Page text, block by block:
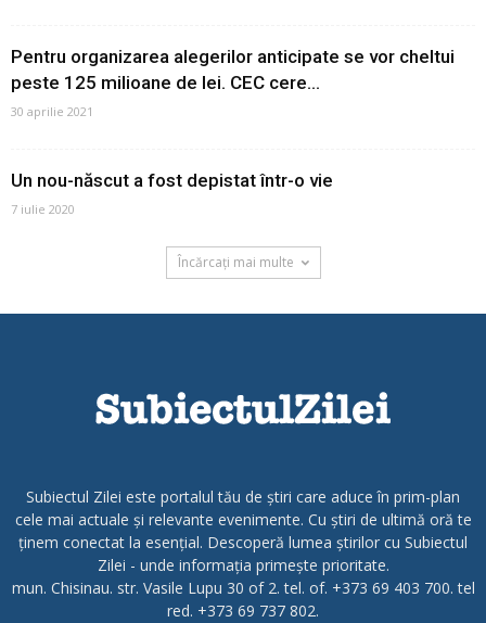
Pentru organizarea alegerilor anticipate se vor cheltui
peste 125 milioane de lei. CEC cere...
30 aprilie 2021
Un nou-născut a fost depistat într-o vie
7 iulie 2020
Încărcați mai multe
Subiectul Zilei este portalul tău de știri care aduce în prim-plan
cele mai actuale și relevante evenimente. Cu știri de ultimă oră te
ținem conectat la esențial. Descoperă lumea știrilor cu Subiectul
Zilei - unde informația primește prioritate.
mun. Chisinau. str. Vasile Lupu 30 of 2. tel. of. +373 69 403 700. tel
red. +373 69 737 802.